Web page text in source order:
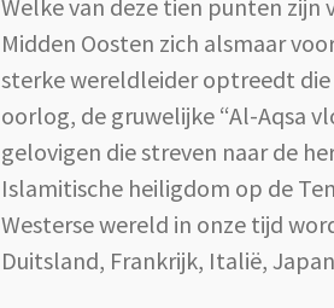
Welke van deze tien punten
Midden Oosten zich alsmaar
sterke wereldleider optreedt die
oorlog, de gruwelijke “Al-Aqsa
gelovigen die streven naar de
Islamitische heiligdom op de
Westerse wereld in onze tijd
Duitsland, Frankrijk, Italië,